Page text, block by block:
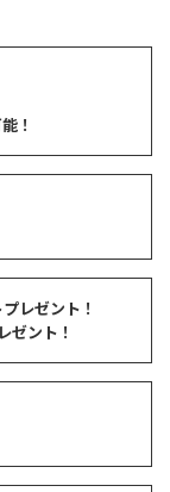
！
レゼント！
ゼント！